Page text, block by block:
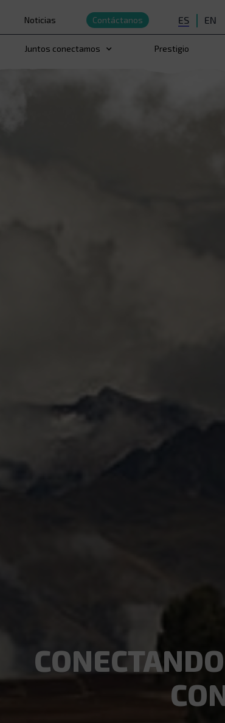
Noticias Contáctanos ES EN
Juntos conectamos Prestigio